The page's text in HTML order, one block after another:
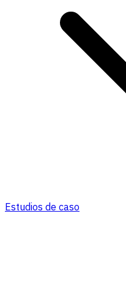
Estudios de caso